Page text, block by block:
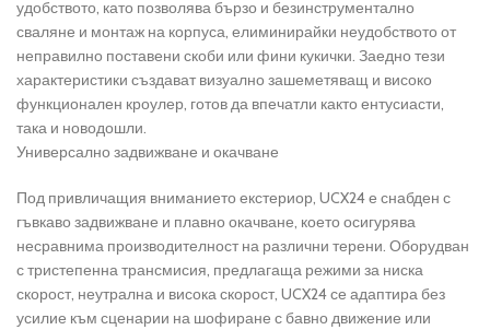
удобството, като позволява бързо и безинструментално
сваляне и монтаж на корпуса, елиминирайки неудобството от
неправилно поставени скоби или фини кукички. Заедно тези
характеристики създават визуално зашеметяващ и високо
функционален кроулер, готов да впечатли както ентусиасти,
така и новодошли.
Универсално задвижване и окачване
Под привличащия вниманието екстериор, UCX24 е снабден с
гъвкаво задвижване и плавно окачване, което осигурява
несравнима производителност на различни терени. Оборудван
с тристепенна трансмисия, предлагаща режими за ниска
скорост, неутрална и висока скорост, UCX24 се адаптира без
усилие към сценарии на шофиране с бавно движение или